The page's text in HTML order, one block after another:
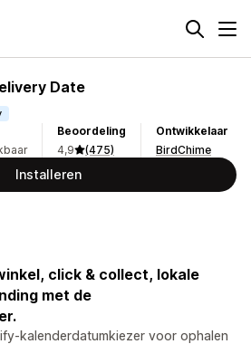
Date
Beoordeling
4,9
(475)
Ontwikkelaar
BirdChime
Installeren
click & collect, lokale
met de
kalenderdatumkiezer voor ophalen